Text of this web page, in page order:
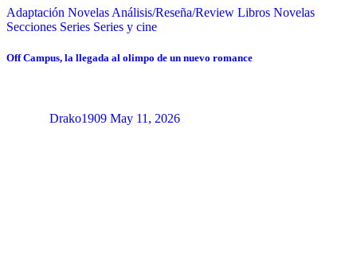
Adaptación Novelas Análisis/Reseña/Review Libros Novelas
Secciones Series Series y cine
Off Campus, la llegada al olimpo de un nuevo romance
Drako1909 May 11, 2026